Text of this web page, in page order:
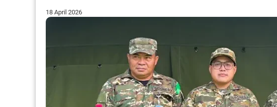
18 April 2026